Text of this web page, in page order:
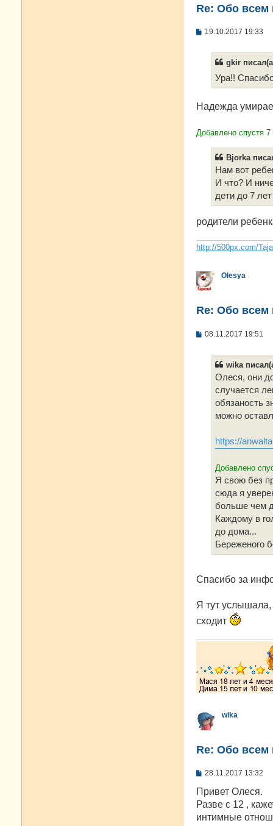
Re: Oбо всем
С19.10.2017 19:33
gkir
Ура!!
Надежда
Добавлено спустя
Bjorka
Нам вот
И что? И
дети до 7
родители
http://500px.com/
Olesya
Re: Oбо всем
С
08.11.2017 19:51
wika
Олеся, они
случается
обязаность
можно
https://
Добавлено
Я свою без
сюда я
больше чем
Каждому в
до дома...
Береженого
Спасибо за
Я тут
сходит
wika
Re: Oбо всем
С
о
б
щ
е
28.11.2017 13:32
Привет Олеся.
Разве с 12 ,
интимные